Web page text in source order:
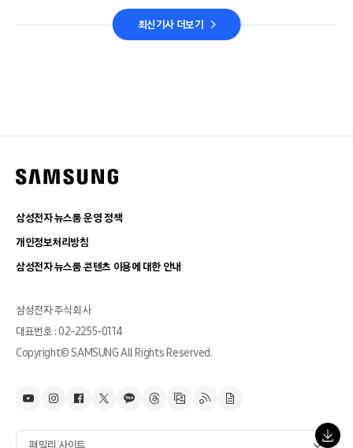
최신기사 더보기
삼성전자 뉴스룸 운영 정책
개인정보처리방침
삼성전자 뉴스룸 콘텐츠 이용에 대한 안내
삼성전자 주식회사
대표번호 : 02-2255-0114
Copyright© SAMSUNG All Rights Reserved.
패밀리 사이트